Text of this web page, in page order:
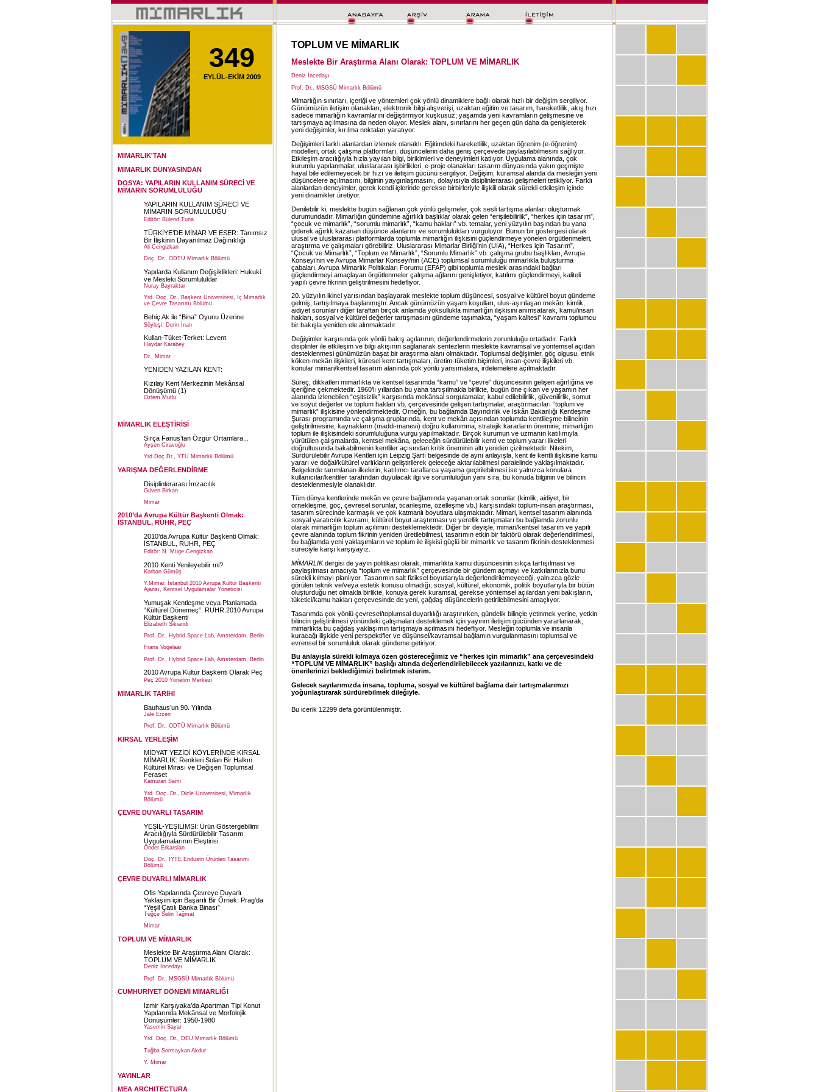
349
EYLÜL-EKİM 2009
MİMARLIK'TAN
MİMARLIK DÜNYASINDAN
DOSYA: YAPILARIN KULLANIM SÜRECİ VE
MİMARIN SORUMLULUĞU
YAPILARIN KULLANIM SÜRECİ VE
MİMARIN SORUMLULUĞU
Editör: Bülend Tuna
TÜRKİYE’DE MİMAR VE ESER: Tanımsız
Bir İlişkinin Dayanılmaz Dağınıklığı
Ali Cengizkan
Doç. Dr., ODTÜ Mimarlık Bölümü
Yapılarda Kullanım Değişiklikleri: Hukuki
ve Mesleki Sorumluluklar
Nuray Bayraktar
Yrd. Doç. Dr., Başkent Üniversitesi, İç Mimarlık
ve Çevre Tasarımı Bölümü
Behiç Ak ile “Bina” Oyunu Üzerine
Söyleşi: Derin İnan
Kullan-Tüket-Terket: Levent
Haydar Karabey
Dr., Mimar
YENİDEN YAZILAN KENT:
Kızılay Kent Merkezinin Mekânsal
Dönüşümü (1)
Özlem Mutlu
MİMARLIK ELEŞTİRİSİ
Sırça Fanus’tan Özgür Ortamlara...
Ayşen Ciravoğlu
Yrd.Doç.Dr., YTÜ Mimarlık Bölümü
YARIŞMA DEĞERLENDİRME
Disiplinlerarası İmzacılık
Güven Birkan
Mimar
2010’da Avrupa Kültür Başkenti Olmak:
İSTANBUL, RUHR, PEÇ
2010’da Avrupa Kültür Başkenti Olmak:
İSTANBUL, RUHR, PEÇ
Editör: N. Müge Cengizkan
2010 Kenti Yenileyebilir mi?
Korhan Gümüş
Y.Mimar, İstanbul 2010 Avrupa Kültür Başkenti
Ajansı, Kentsel Uygulamalar Yöneticisi
Yumuşak Kentleşme veya Planlamada
“Kültürel Dönemeç”: RUHR.2010 Avrupa
Kültür Başkenti
Elizabeth Sikiaridi
Prof. Dr., Hybrid Space Lab, Amsterdam, Berlin
Frans Vogelaar
Prof. Dr., Hybrid Space Lab, Amsterdam, Berlin
2010 Avrupa Kültür Başkenti Olarak Peç
Peç 2010 Yönetim Merkezi
MİMARLIK TARİHİ
Bauhaus’un 90. Yılında
Jale Erzen
Prof. Dr., ODTÜ Mimarlık Bölümü
KIRSAL YERLEŞİM
MİDYAT YEZİDİ KÖYLERİNDE KIRSAL
MİMARLIK: Renkleri Solan Bir Halkın
Kültürel Mirası ve Değişen Toplumsal
Feraset
Kamuran Sami
Yrd. Doç. Dr., Dicle Üniversitesi, Mimarlık
Bölümü
ÇEVRE DUYARLI TASARIM
YEŞİL-YEŞİLİMSİ: Ürün Göstergebilimi
Aracılığıyla Sürdürülebilir Tasarım
Uygulamalarının Eleştirisi
Önder Erkarslan
Doç. Dr., İYTE Endüstri Ürünleri Tasarımı
Bölümü
ÇEVRE DUYARLI MİMARLIK
Ofis Yapılarında Çevreye Duyarlı
Yaklaşım için Başarılı Bir Örnek: Prag’da
“Yeşil Çatılı Banka Binası”
Tuğçe Selin Tağmat
Mimar
TOPLUM VE MİMARLIK
Meslekte Bir Araştırma Alanı Olarak:
TOPLUM VE MİMARLIK
Deniz İncedayı
Prof. Dr., MSGSÜ Mimarlık Bölümü
CUMHURİYET DÖNEMİ MİMARLIĞI
İzmir Karşıyaka’da Apartman Tipi Konut
Yapılarında Mekânsal ve Morfolojik
Dönüşümler: 1950-1980
Yasemin Sayar
Yrd. Doç. Dr., DEÜ Mimarlık Bölümü
Tuğba Sormaykan Akdur
Y. Mimar
YAYINLAR
MEA ARCHITECTURA
TOPLUM VE MİMARLIK
Meslekte Bir Araştırma Alanı Olarak: TOPLUM VE MİMARLIK
Deniz İncedayı
Prof. Dr., MSGSÜ Mimarlık Bölümü
Mimarlığın sınırları, içeriği ve yöntemleri çok yönlü dinamiklere bağlı olarak hızlı bir değişim sergiliyor.
Günümüzün iletişim olanakları, elektronik bilgi alışverişi, uzaktan eğitim ve tasarım, hareketlilik, akış hızı
sadece mimarlığın kavramlarını değiştirmiyor kuşkusuz; yaşamda yeni kavramların gelişmesine ve
tartışmaya açılmasına da neden oluyor. Meslek alanı, sınırlarını her geçen gün daha da genişleterek
yeni değişimler, kırılma noktaları yaratıyor.
Değişimleri farklı alanlardan izlemek olanaklı: Eğitimdeki hareketlilik, uzaktan öğrenim (e-öğrenim)
modelleri, ortak çalışma platformları, düşüncelerin daha geniş çerçevede paylaşılabilmesini sağlıyor.
Etkileşim aracılığıyla hızla yayılan bilgi, birikimleri ve deneyimleri katlıyor. Uygulama alanında, çok
kurumlu yapılanmalar, uluslararası işbirlikleri, e-proje olanakları tasarım dünyasında yakın geçmişte
hayal bile edilemeyecek bir hızı ve iletişim gücünü sergiliyor. Değişim, kuramsal alanda da mesleğin yeni
düşüncelere açılmasını, bilginin yaygınlaşmasını, dolayısıyla disiplinlerarası gelişmeleri tetikliyor. Farklı
alanlardan deneyimler, gerek kendi içlerinde gerekse birbirleriyle ilişkili olarak sürekli etkileşim içinde
yeni dinamikler üretiyor.
Denilebilir ki, meslekte bugün sağlanan çok yönlü gelişmeler, çok sesli tartışma alanları oluşturmak
durumundadır. Mimarlığın gündemine ağırlıklı başlıklar olarak gelen “erişilebilirlik”, “herkes için tasarım”,
“çocuk ve mimarlık”, “sorumlu mimarlık”, “kamu hakları” vb. temalar, yeni yüzyılın başından bu yana
giderek ağırlık kazanan düşünce alanlarını ve sorumlulukları vurguluyor. Bunun bir göstergesi olarak
ulusal ve uluslararası platformlarda toplumla mimarlığın ilişkisini güçlendirmeye yönelen örgütlenmeleri,
araştırma ve çalışmaları görebiliriz. Uluslararası Mimarlar Birliği’nin (UIA), “Herkes için Tasarım”,
“Çocuk ve Mimarlık”, “Toplum ve Mimarlık”, “Sorumlu Mimarlık” vb. çalışma grubu başlıkları, Avrupa
Konseyi’nin ve Avrupa Mimarlar Konseyi’nin (ACE) toplumsal sorumluluğu mimarlıkla buluşturma
çabaları, Avrupa Mimarlık Politikaları Forumu (EFAP) gibi toplumla meslek arasındaki bağları
güçlendirmeyi amaçlayan örgütlenmeler çalışma ağlarını genişletiyor, katılımı güçlendirmeyi, kaliteli
yapılı çevre fikrinin geliştirilmesini hedefliyor.
20. yüzyılın ikinci yarısından başlayarak meslekte toplum düşüncesi, sosyal ve kültürel boyut gündeme
gelmiş, tartışılmaya başlanmıştır. Ancak günümüzün yaşam koşulları, ulus-aşırılaşan mekân, kimlik,
aidiyet sorunları diğer taraftan birçok anlamda yoksullukla mimarlığın ilişkisini anımsatarak, kamu/insan
hakları, sosyal ve kültürel değerler tartışmasını gündeme taşımakta, “yaşam kalitesi” kavramı toplumcu
bir bakışla yeniden ele alınmaktadır.
Değişimler karşısında çok yönlü bakış açılarının, değerlendirmelerin zorunluluğu ortadadır. Farklı
disiplinler ile etkileşim ve bilgi akışının sağlanarak sentezlerin meslekte kavramsal ve yöntemsel açıdan
desteklenmesi günümüzün başat bir araştırma alanı olmaktadır. Toplumsal değişimler, göç olgusu, etnik
köken-mekân ilişkileri, küresel kent tartışmaları, üretim-tüketim biçimleri, insan-çevre ilişkileri vb.
konular mimari/kentsel tasarım alanında çok yönlü yansımalara, irdelemelere açılmaktadır.
Süreç, dikkatleri mimarlıkta ve kentsel tasarımda “kamu” ve “çevre” düşüncesinin gelişen ağırlığına ve
içeriğine çekmektedir. 1960’lı yıllardan bu yana tartışılmakla birlikte, bugün öne çıkan ve yaşamın her
alanında izlenebilen “eşitsizlik” karşısında mekânsal sorgulamalar, kabul edilebilirlik, güvenilirlik, somut
ve soyut değerler ve toplum hakları vb. çerçevesinde gelişen tartışmalar, araştırmacıları “toplum ve
mimarlık” ilişkisine yönlendirmektedir. Örneğin, bu bağlamda Bayındırlık ve İskân Bakanlığı Kentleşme
Şurası programında ve çalışma gruplarında, kent ve mekân açısından toplumda kentlileşme bilincinin
geliştirilmesine, kaynakların (maddi-manevi) doğru kullanımına, stratejik kararların önemine, mimarlığın
toplum ile ilişkisindeki sorumluluğuna vurgu yapılmaktadır. Birçok kurumun ve uzmanın katılımıyla
yürütülen çalışmalarda, kentsel mekâna, geleceğin sürdürülebilir kenti ve toplum yararı ilkeleri
doğrultusunda bakabilmenin kentliler açısından kritik öneminin altı yeniden çizilmektedir. Nitekim,
Sürdürülebilir Avrupa Kentleri için Leipzig Şartı belgesinde de aynı anlayışla, kent ile kentli ilişkisine kamu
yararı ve doğal/kültürel varlıkların geliştirilerek geleceğe aktarılabilmesi paralelinde yaklaşılmaktadır.
Belgelerde tanımlanan ilkelerin, katılımcı taraflarca yaşama geçirilebilmesi ise yalnızca konulara
kullanıcılar/kentliler tarafından duyulacak ilgi ve sorumluluğun yanı sıra, bu konuda bilginin ve bilincin
desteklenmesiyle olanaklıdır.
Tüm dünya kentlerinde mekân ve çevre bağlamında yaşanan ortak sorunlar (kimlik, aidiyet, bir
örnekleşme, göç, çevresel sorunlar, ticarileşme, özelleşme vb.) karşısındaki toplum-insan araştırması,
tasarım sürecinde karmaşık ve çok katmanlı boyutlara ulaşmaktadır. Mimari, kentsel tasarım alanında
sosyal yaratıcılık kavramı, kültürel boyut araştırması ve yerellik tartışmaları bu bağlamda zorunlu
olarak mimarlığın toplum açılımını desteklemektedir. Diğer bir deyişle, mimari/kentsel tasarım ve yapılı
çevre alanında toplum fikrinin yeniden üretilebilmesi, tasarımın etkin bir faktörü olarak değerlendirilmesi,
bu bağlamda yeni yaklaşımların ve toplum ile ilişkisi güçlü bir mimarlık ve tasarım fikrinin desteklenmesi
süreciyle karşı karşıyayız.
MİMARLIKdergisi de yayın politikası olarak, mimarlıkta kamu düşüncesinin sıkça tartışılması ve
paylaşılması amacıyla “toplum ve mimarlık” çerçevesinde bir gündem açmayı ve katkılarınızla bunu
sürekli kılmayı planlıyor. Tasarımın salt fiziksel boyutlarıyla değerlendirilemeyeceği, yalnızca gözle
görülen teknik ve/veya estetik konusu olmadığı; sosyal, kültürel, ekonomik, politik boyutlarıyla bir bütün
oluşturduğu net olmakla birlikte, konuya gerek kuramsal, gerekse yöntemsel açılardan yeni bakışların,
tüketici/kamu hakları çerçevesinde de yeni, çağdaş düşüncelerin getirilebilmesini amaçlıyor.
Tasarımda çok yönlü çevresel/toplumsal duyarlılığı araştırırken, gündelik bilinçle yetinmek yerine, yetkin
bilincin geliştirilmesi yönündeki çalışmaları desteklemek için yayının iletişim gücünden yararlanarak,
mimarlıkta bu çağdaş yaklaşımın tartışmaya açılmasını hedefliyor. Mesleğin toplumla ve insanla
kuracağı ilişkide yeni perspektifler ve düşünsel/kavramsal bağlamın vurgulanmasını toplumsal ve
evrensel bir sorumluluk olarak gündeme getiriyor.
Bu anlayışla sürekli kılmaya özen göstereceğimiz ve “herkes için mimarlık” ana çerçevesindeki
“TOPLUM VE MİMARLIK” başlığı altında değerlendirilebilecek yazılarınızı, katkı ve de
önerilerinizi beklediğimizi belirtmek isterim.
Gelecek sayılarımızda insana, topluma, sosyal ve kültürel bağlama dair tartışmalarımızı
yoğunlaştırarak sürdürebilmek dileğiyle.
Bu icerik 12299 defa görüntülenmiştir.